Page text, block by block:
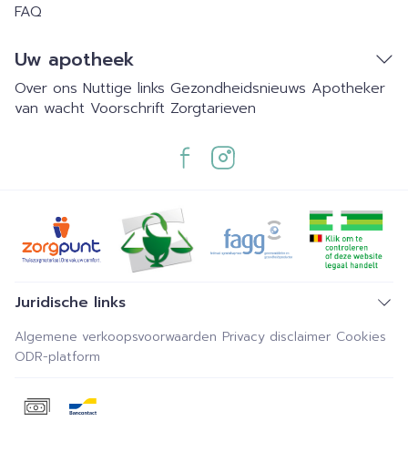
FAQ
Uw apotheek
Over ons Nuttige links Gezondheidsnieuws Apotheker
van wacht Voorschrift Zorgtarieven
Juridische links
Algemene verkoopsvoorwaarden Privacy disclaimer Cookies
ODR-platform